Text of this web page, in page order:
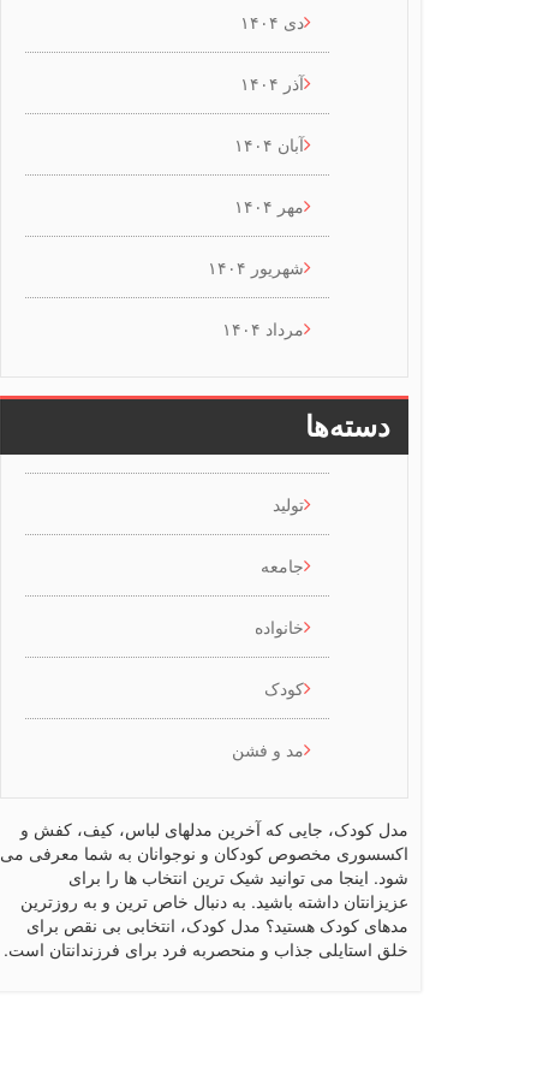
دی ۱۴۰۴
آذر ۱۴۰۴
آبان ۱۴۰۴
مهر ۱۴۰۴
شهریور ۱۴۰۴
مرداد ۱۴۰۴
دسته‌ها
تولید
جامعه
خانواده
کودک
مد و فشن
مدل کودک، جایی که آخرین مدلهای لباس، کیف، کفش و
اکسسوری مخصوص کودکان و نوجوانان به شما معرفی می
شود. اینجا می توانید شیک ترین انتخاب ها را برای
عزیزانتان داشته باشید. به دنبال خاص ترین و به روزترین
مدهای کودک هستید؟ مدل کودک، انتخابی بی نقص برای
خلق استایلی جذاب و منحصربه فرد برای فرزندانتان است.